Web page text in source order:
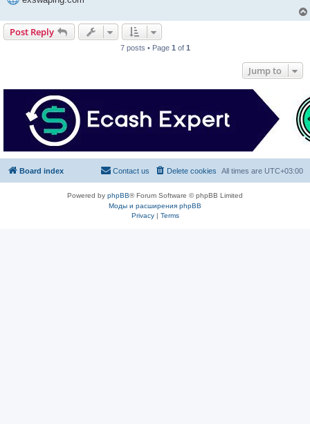
Post Reply
7 posts • Page 1 of 1
Jump to
Board index All times are UTC+03:00
Delete cookies
Contact us
Powered by phpBB® Forum Software © phpBB Limited
Моды и расширения phpBB
Privacy| Terms